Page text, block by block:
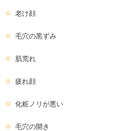
老け顔
毛穴の黒ずみ
肌荒れ
疲れ顔
化粧ノリが悪い
毛穴の開き